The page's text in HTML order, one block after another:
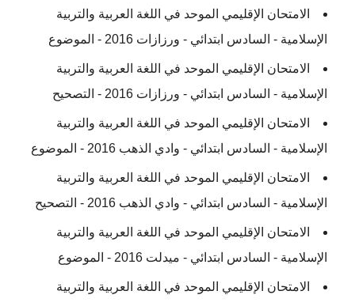
الامتحان الإقليمي الموحد في اللغة العربية والتربية
الإسلامية - السادس ابتدائي - ورزازات 2016 - الموضوع
الامتحان الإقليمي الموحد في اللغة العربية والتربية
الإسلامية - السادس ابتدائي - ورزازات 2016 - التصحيح
الامتحان الإقليمي الموحد في اللغة العربية والتربية
الإسلامية - السادس ابتدائي - وادي الذهب 2016 - الموضوع
الامتحان الإقليمي الموحد في اللغة العربية والتربية
الإسلامية - السادس ابتدائي - وادي الذهب 2016 - التصحيح
الامتحان الإقليمي الموحد في اللغة العربية والتربية
الإسلامية - السادس ابتدائي - ميدلت 2016 - الموضوع
الامتحان الإقليمي الموحد في اللغة العربية والتربية